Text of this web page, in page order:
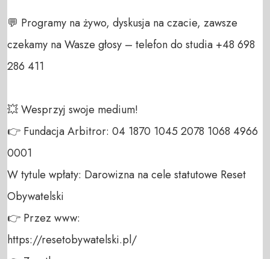
💬 Programy na żywo, dyskusja na czacie, zawsze
czekamy na Wasze głosy – telefon do studia +48 698
286 411
💥 Wesprzyj swoje medium!
👉 Fundacja Arbitror: 04 1870 1045 2078 1068 4966
0001
W tytule wpłaty: Darowizna na cele statutowe Reset
Obywatelski
👉 Przez www:
https://resetobywatelski.pl/